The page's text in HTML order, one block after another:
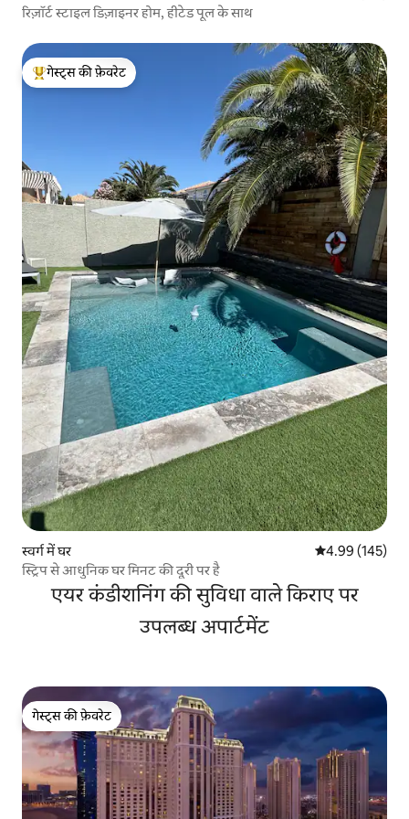
रिज़ॉर्ट स्टाइल डिज़ाइनर होम, हीटेड पूल के साथ
गेस्ट्स का टॉप फ़ेवरेट
गेस्ट्स की फ़ेवरेट
स्वर्ग में घर औसत रेटिंग 5 में से
4.99 (145)
स्ट्रिप से आधुनिक घर मिनट की दूरी पर है
एयर कंडीशनिंग की सुविधा वाले किराए पर
उपलब्ध अपार्टमेंट
गेस्ट्स की फ़ेवरेट
गेस्ट्स की फ़ेवरेट